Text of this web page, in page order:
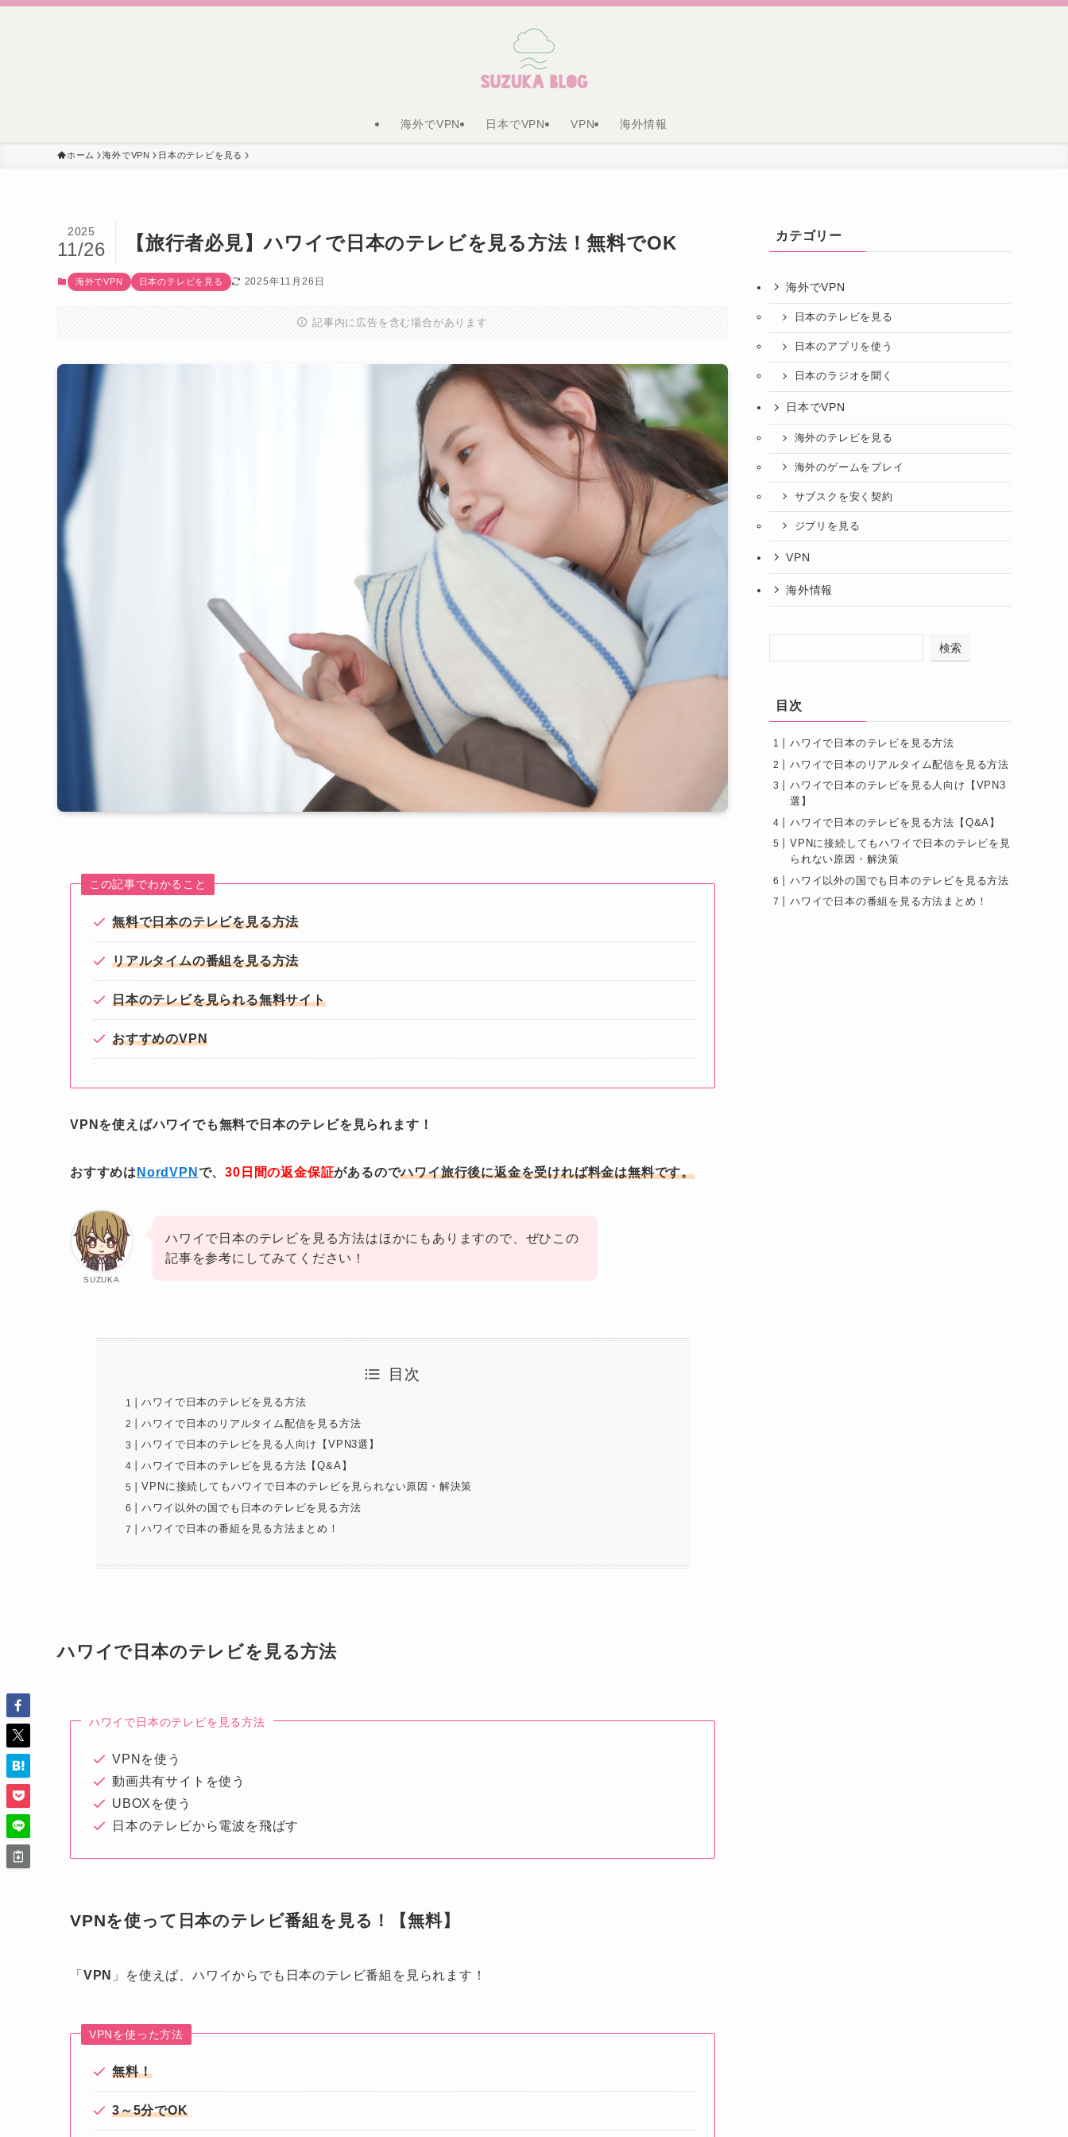
海外でVPN 日本でVPN VPN 海外情報
ホーム 海外でVPN 日本のテレビを見る
【旅行者必見】ハワイで日本のテレビを見る方法！無料でOK
2025
11/26
海外でVPN 日本のテレビを見る 2025年11月26日
記事内に広告を含む場合があります
この記事でわかること
無料で日本のテレビを見る方法
リアルタイムの番組を見る方法
日本のテレビを見られる無料サイト
おすすめのVPN
VPNを使えばハワイでも無料で日本のテレビを見られます！
おすすめは NordVPN で、30日間の返金保証があるのでハワイ旅行後に返金を受ければ料金は無料です。
SUZUKA
ハワイで日本のテレビを見る方法はほかにもありますので、ぜひこの
記事を参考にしてみてください！
目次
ハワイで日本のテレビを見る方法
ハワイで日本のリアルタイム配信を見る方法
ハワイで日本のテレビを見る人向け【VPN3選】
ハワイで日本のテレビを見る方法【Q&A】
VPNに接続してもハワイで日本のテレビを見られない原因・解決策
ハワイ以外の国でも日本のテレビを見る方法
ハワイで日本の番組を見る方法まとめ！
ハワイで日本のテレビを見る方法
ハワイで日本のテレビを見る方法
VPNを使う
動画共有サイトを使う
UBOXを使う
日本のテレビから電波を飛ばす
VPNを使って日本のテレビ番組を見る！【無料】
「 VPN 」を使えば、ハワイからでも日本のテレビ番組を見られます！
VPNを使った方法
無料！
3～5分でOK
カテゴリー
海外でVPN
日本のテレビを見る
日本のアプリを使う
日本のラジオを聞く
日本でVPN
海外のテレビを見る
海外のゲームをプレイ
サブスクを安く契約
ジブリを見る
VPN
海外情報
検索
目次
ハワイで日本のテレビを見る方法
ハワイで日本のリアルタイム配信を見る方法
ハワイで日本のテレビを見る人向け【VPN3
選】
ハワイで日本のテレビを見る方法【Q&A】
VPNに接続してもハワイで日本のテレビを見
られない原因・解決策
ハワイ以外の国でも日本のテレビを見る方法
ハワイで日本の番組を見る方法まとめ！